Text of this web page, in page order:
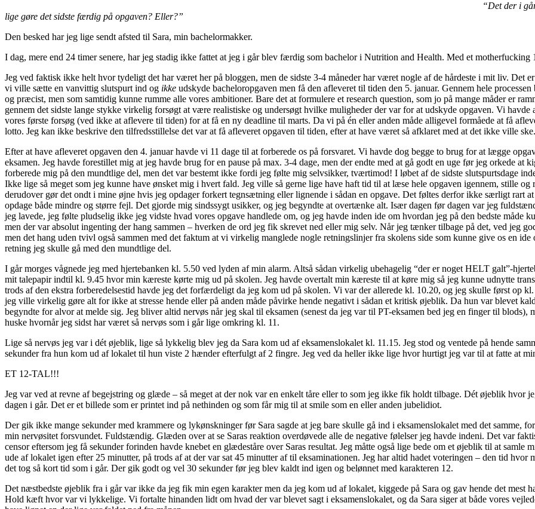
“Det der i
lige gøre det sidste færdig på opgaven? Eller?”
Den besked har jeg lige sendt afsted til Sara, min bachelormakker.
I dag, mere end 24 timer senere, har jeg stadig ikke fattet at jeg i går blev færdig som bachelor i Nutrition and Health. Med et motherfucking
Jeg ved faktisk ikke helt hvor tydeligt det har været her på bloggen, men de sidste 3-4 måneder har været nogle af de hårdeste i mit liv. Det
vi ville sætte en vanvittig slutspurt ind og ikke udskyde bacheloropgaven men få den afleveret til tiden den 5. januar. Gennem hele
og præcist, men som samtidig kunne rumme alle vores ambitioner. Bare det at formulere et research question, som jo på mange måder er
gennem det sidste lange stykke virkelig forsøgt at være realistiske og undersøgt hvilke muligheder der var for at udskyde opgaven. Vi havde
vores første forsøg (ved ikke at aflevere til tiden) for at få en ny deadline til marts. Da vi på én eller anden måde alligevel formåede at få
lotto. Jeg kan ikke beskrive den tilfredsstillelse det var at få afleveret opgaven til tiden, efter at have været så afklaret med at det ikke ville ske.
Efter at have afleveret opgaven den 4. januar havde vi 11 dage til at forberede os på forsvaret. Vi havde dog begge to brug for at lægge
eksamen. Jeg havde forestillet mig at jeg havde brug for en pause på max. 3-4 dage, men der endte med at gå godt en uge før jeg orkede at
forberede mig på den mundtlige del, men det var bestemt ikke fordi jeg følte mig selvsikker, tværtimod! I løbet af de sidste slutspurtsdage
Ikke lige så meget som jeg kunne have ønsket mig i hvert fald. Jeg ville så gerne lige have haft tid til at læse hele opgaven igennem, stille
derudover gør det ondt i mine øjne hvis jeg opdager forkert tegnsætning eller lignende i sådan en opgave. Det føltes derfor ikke særligt rart
opdage både mindre og større fejl. Det gjorde mig sindssygt usikker, og jeg begyndte at overtænke alt. Især dagen før dagen var jeg
jeg lavede, jeg følte pludselig ikke jeg vidste hvad vores opgave handlede om, og jeg havde inden ide om hvordan jeg på den bedste måde
men der var absolut ingenting der hang sammen – hverken de ord jeg fik skrevet ned eller mig selv. Når jeg tænker tilbage på det, ved jeg
men det hang uden tvivl også sammen med det faktum at vi virkelig manglede nogle retningslinjer fra skolens side som kunne give os en
retning jeg skulle gå med den mundtlige del.
I går morges vågnede jeg med hjertebanken kl. 5.50 ved lyden af min alarm. Altså sådan virkelig ubehagelig “der er noget HELT galt”-
mit talepapir indtil kl. 9.45 hvor min kæreste kørte mig ud på skolen. Jeg havde overtalt min kæreste til at køre mig så jeg kunne udnytte
trods af den ekstra forberedelsestid havde jeg det forfærdeligt da jeg kom ud på skolen. Vi var der allerede kl. 10.20, og jeg skulle først op
jeg ville virkelig gøre alt for ikke at stresse hende eller på anden måde påvirke hende negativt i sådan et kritisk øjeblik. Da hun var blevet
begyndte for alvor at melde sig. Jeg bliver altid nervøs når jeg skal til eksamen (senest da jeg var til PT-eksamen bed jeg en finger til
huske hvornår jeg sidst har været så nervøs som i går lige omkring kl. 11.
Lige så nervøs jeg var i dét øjeblik, lige så lykkelig blev jeg da Sara kom ud af eksamenslokalet kl. 11.15. Jeg stod og ventede på hende
sekunder fra hun kom ud af lokalet til hun viste 2 hænder efterfulgt af 2 fingre. Jeg ved da heller ikke lige hvor hurtigt jeg var til at fatte at
ET 12-TAL!!!
Jeg var ved at revne af begejstring og glæde – så meget at der nok var en enkelt tåre eller to som jeg ikke fik holdt tilbage. Dét øjeblik hvor
dagen i går. Det er et billede som er printet ind på nethinden og som får mig til at smile som en eller anden jubelidiot.
Der gik ikke mange sekunder med krammere og lykønskninger før Sara sagde at jeg bare skulle gå ind i eksamenslokalet med det samme,
min nervøsitet forsvundet. Fuldstændig. Glæden over at se Saras reaktion overdøvede alle de negative følelser jeg havde indeni. Det var
censor eftersom jeg få sekunder forinden havde knebet en glædeståre over Saras resultat. Jeg måtte også lige bede om et øjeblik til at
ude af lokalet igen efter 25 minutter, på trods af at der var sat 45 minutter af til eksaminationen. Jeg har altid hadet voteringen – den tid hvor
det tog så kort tid som i går. Der gik godt og vel 30 sekunder før jeg blev kaldt ind igen og belønnet med karakteren 12.
Det næstbedste øjeblik fra i går var ikke da jeg fik min egen karakter men da jeg kom ud af lokalet, kiggede på Sara og gav hende det
Hold kæft hvor var vi lykkelige. Vi fortalte hinanden lidt om hvad der var blevet sagt i eksamenslokalet, og da Sara siger at både vores